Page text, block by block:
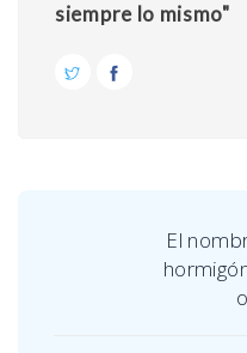
siempre lo mismo"
El